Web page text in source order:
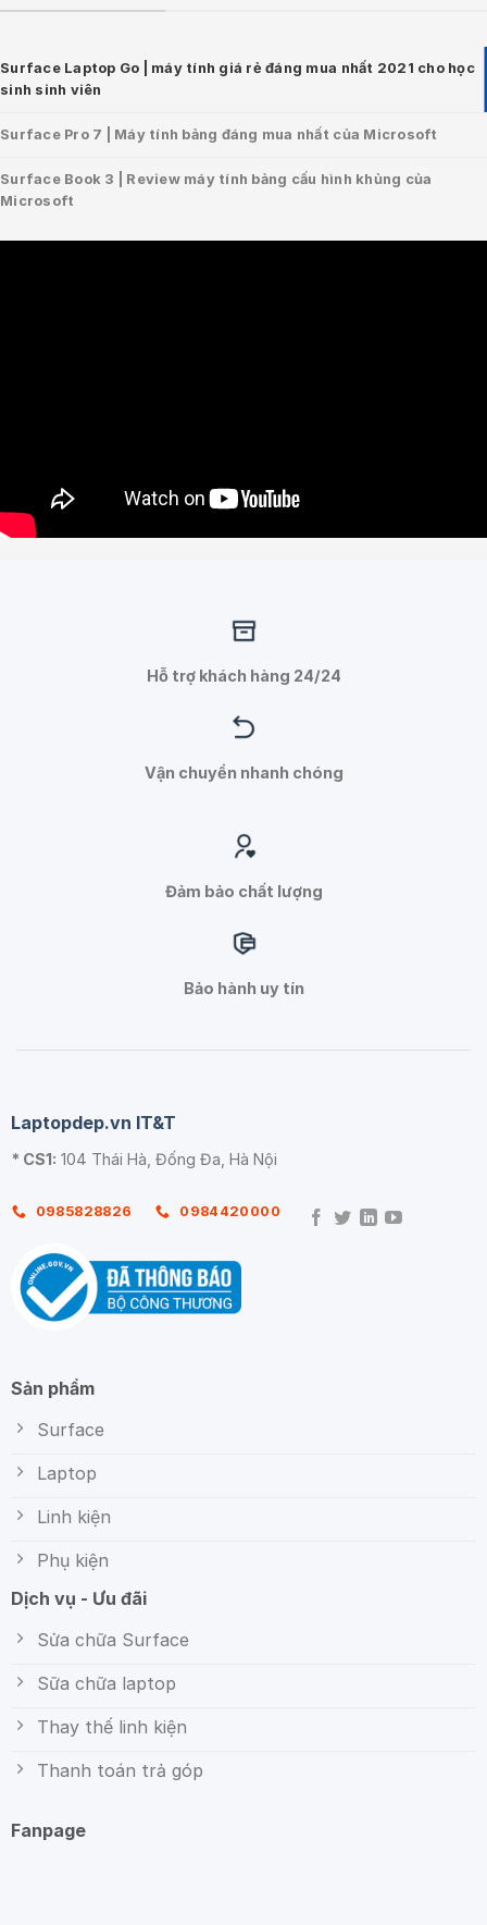
Surface Laptop Go | máy tính giá rẻ đáng mua nhất 2021 cho học
sinh sinh viên
Surface Pro 7 | Máy tính bảng đáng mua nhất của Microsoft
Surface Book 3 | Review máy tính bảng cấu hình khủng của
Microsoft
Hỗ trợ khách hàng 24/24
Vận chuyển nhanh chóng
Đảm bảo chất lượng
Bảo hành uy tín
Laptopdep.vn IT&T
* CS1: 104 Thái Hà, Đống Đa, Hà Nội
0985828826 0984420000
Sản phẩm
Surface
Laptop
Linh kiện
Phụ kiện
Dịch vụ - Ưu đãi
Sửa chữa Surface
Sữa chữa laptop
Thay thế linh kiện
Thanh toán trả góp
Fanpage